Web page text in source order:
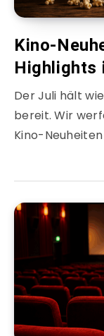
Kino-
Highlights
Der Juli hält
bereit. Wir
Kino-